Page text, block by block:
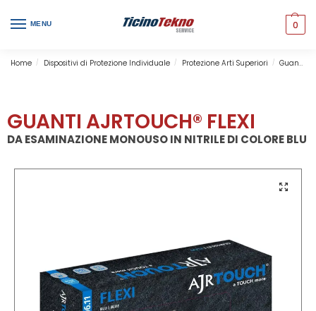
MENU 0
Home / Dispositivi di Protezione Individuale / Protezione Arti Superiori / Guanti Monouso da Esaminazione
GUANTI AJRTOUCH® FLEXI
DA ESAMINAZIONE MONOUSO IN NITRILE DI COLORE BLU